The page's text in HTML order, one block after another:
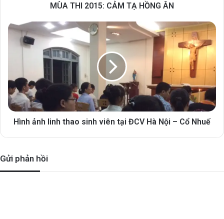
MÙA THI 2015: CẢM TẠ HỒNG ÂN
Hình ảnh linh thao sinh viên tại ĐCV Hà Nội – Cổ Nhuế
Gửi phản hồi